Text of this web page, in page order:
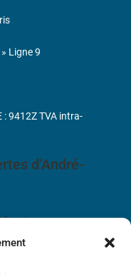
d’André-
Ligne 9
: 9412Z TVA intra-